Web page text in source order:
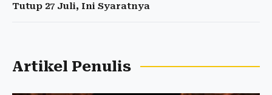
Tutup 27 Juli, Ini Syaratnya
Artikel Penulis